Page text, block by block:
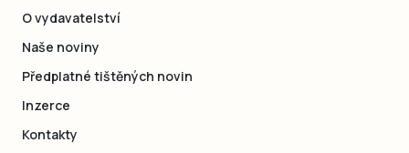
O vydavatelství
Naše noviny
Předplatné tištěných novin
Inzerce
Kontakty